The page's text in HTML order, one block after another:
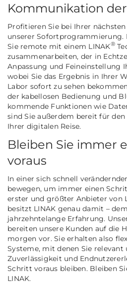
Kommunikation
Profitieren Sie bei Ihrer
unserer
Sie remote mit einem LINAK®
zusammenarbeiten, der in
Anpassung und Feineinstellung
wobei Sie das Ergebnis in Ihrer
Labor sofort zu sehen
der kabellosen Bedienung und
kommende Funktionen wie
sind Sie außerdem bereit für
Ihrer digitalen Reise.
Bleiben Sie immer
voraus
In einer sich schnell
bewegen, um immer einen
erster und größter Anbieter von
besitzt LINAK genau damit –
jahrzehntelange Erfahrung.
bereiten unsere Kunden auf die
morgen vor. Sie erhalten also
Systeme, mit denen Sie relevant
Zuverlässigkeit und
Schritt voraus bleiben. Bleiben
LINAK.